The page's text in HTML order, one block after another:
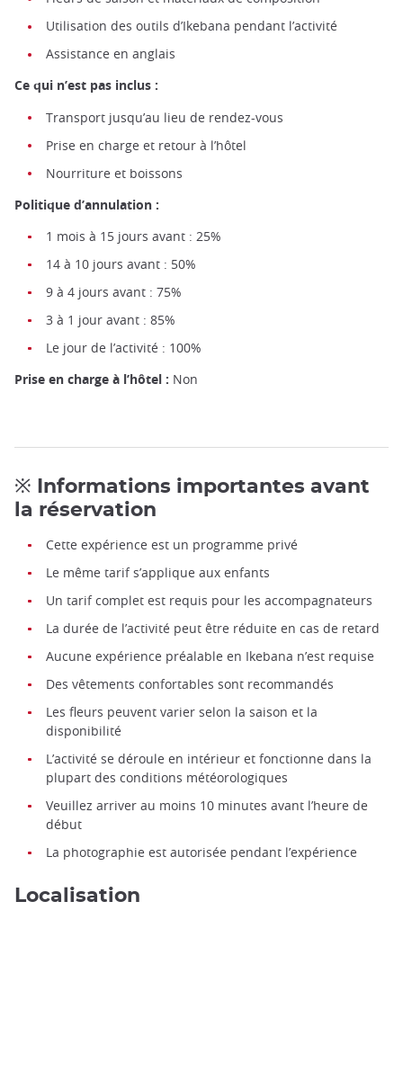
Utilisation des outils d’Ikebana pendant l’activité
Assistance en anglais
Ce qui n’est pas inclus :
Transport jusqu’au lieu de rendez-vous
Prise en charge et retour à l’hôtel
Nourriture et boissons
Politique d’annulation :
1 mois à 15 jours avant : 25%
14 à 10 jours avant : 50%
9 à 4 jours avant : 75%
3 à 1 jour avant : 85%
Le jour de l’activité : 100%
Prise en charge à l’hôtel : Non
※ Informations importantes avant
la réservation
Cette expérience est un programme privé
Le même tarif s’applique aux enfants
Un tarif complet est requis pour les accompagnateurs
La durée de l’activité peut être réduite en cas de retard
Aucune expérience préalable en Ikebana n’est requise
Des vêtements confortables sont recommandés
Les fleurs peuvent varier selon la saison et la
disponibilité
L’activité se déroule en intérieur et fonctionne dans la
plupart des conditions météorologiques
Veuillez arriver au moins 10 minutes avant l’heure de
début
La photographie est autorisée pendant l’expérience
Localisation